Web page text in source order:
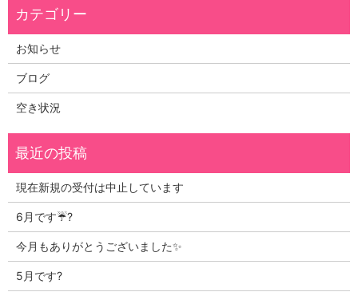
お知らせ
ブログ
空き状況
現在新規の受付は中止しています
6月です☔?
今月もありがとうございました✨
5月です?